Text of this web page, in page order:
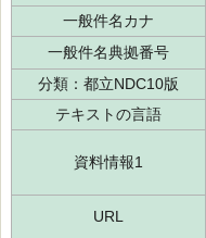
一般件名カナ
一般件名典拠番号
分類：都立NDC10版
テキストの言語
資料情報1
URL